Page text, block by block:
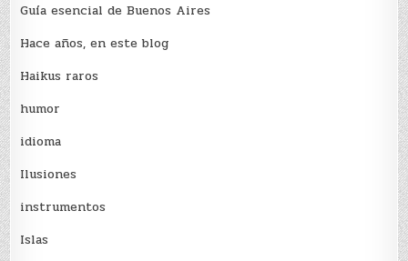
Guía esencial de Buenos Aires
Hace años, en este blog
Haikus raros
humor
idioma
Ilusiones
instrumentos
Islas